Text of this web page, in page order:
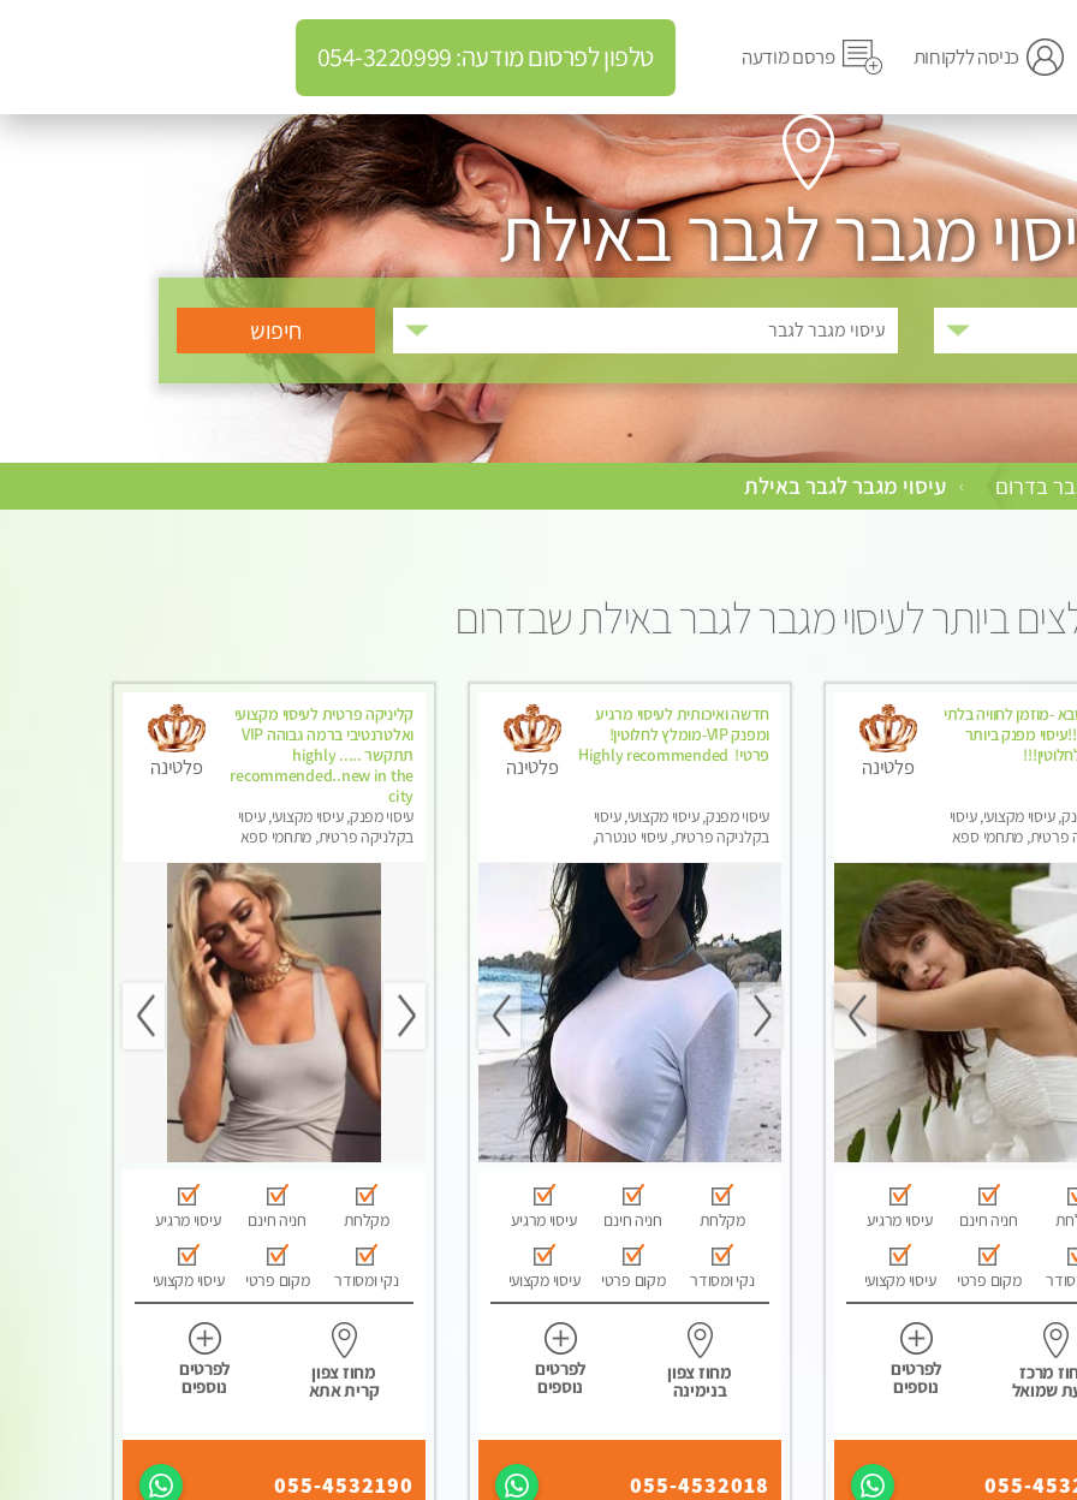
כניסה ללקוחות פרסם מודעה טלפון לפרסום מודעה: 054-3220999
מגבר לגבר באילת
עיסוי מגבר לגבר
בדרום › עיסוי מגבר לגבר באילת
ביותר לעיסוי מגבר לגבר באילת שבדרום
-מוזמן לחוויה בלתי
מפנק ביותר
עיסוי מקצועי, עיסוי
פרטית, מתחמי ספא
לנשים בלבד
פלטינה
חניה חינם עיסוי מרגיע
מקום פרטי עיסוי מקצועי
מרכז
שמואל
לפרטים
נוספים
055-
חדשה ואיכותית לעיסוי מרגיע
ומפנק VIP-מומלץ לחלוטין!
פרטי! ​​​​​​ Highly recommended
עיסוי מפנק, עיסוי מקצועי, עיסוי
בקלניקה פרטית, עיסוי טנטרה,
פלטינה
מקלחת חניה חינם עיסוי מרגיע
נקי ומסודר מקום פרטי עיסוי מקצועי
מחוז צפון
בנימינה
לפרטים
נוספים
055-4532018
קליניקה פרטית לעיסוי מקצועי
ואלטרנטיבי ברמה גבוהה VIP
תתקשר ..... highly
recommended..new in the
city
עיסוי מפנק, עיסוי מקצועי, עיסוי
בקלניקה פרטית, מתחמי ספא
הבית, עיסוי טנטרה, עיסוי מגבר
לגבר, עיסוי מגבר לאישה
פלטינה
מקלחת חניה חינם עיסוי מרגיע
נקי ומסודר מקום פרטי עיסוי מקצועי
מחוז צפון
קרית אתא
לפרטים
נוספים
055-4532190